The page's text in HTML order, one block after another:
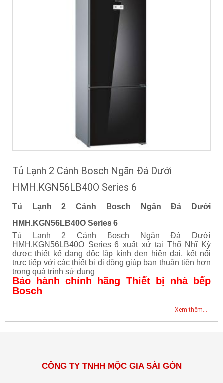
Tủ Lạnh 2 Cánh Bosch Ngăn Đá Dưới
HMH.KGN56LB40O Series 6
Tủ Lạnh 2 Cánh Bosch Ngăn Đá Dưới
HMH.KGN56LB40O Series 6
Tủ Lạnh 2 Cánh Bosch Ngăn Đá Dưới
HMH.KGN56LB40O Series 6 xuất xứ tại Thổ Nhĩ Kỳ
được thiết kế dạng độc lập kính đen hiện đại, kết nối
trực tiếp với các thiết bị di động giúp bạn thuận tiện hơn
trong quá trình sử dụng
Bảo hành chính hãng Thiết bị nhà bếp
Bosch
Xem thêm...
CÔNG TY TNHH MỘC GIA SÀI GÒN